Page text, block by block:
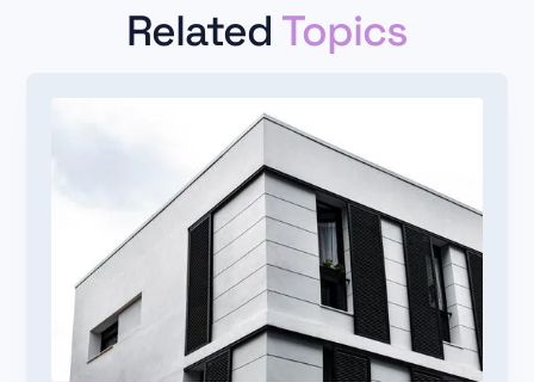
Related Topics